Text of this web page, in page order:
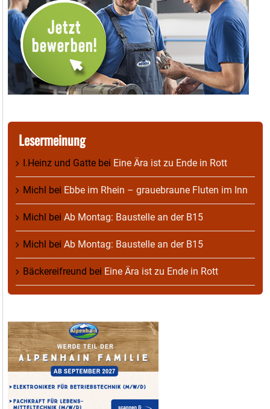
Lesermeinung
I.Heinz und Gatte bei Eine Ära ist zu Ende in Rott
Michl bei Ebbe im Rhein – grauebraune Fluten im Inn
Michl bei Ab Montag: Baustelle an der B15
Michl bei Ab Montag: Baustelle an der B15
Bäckereifreund bei Eine Ära ist zu Ende in Rott